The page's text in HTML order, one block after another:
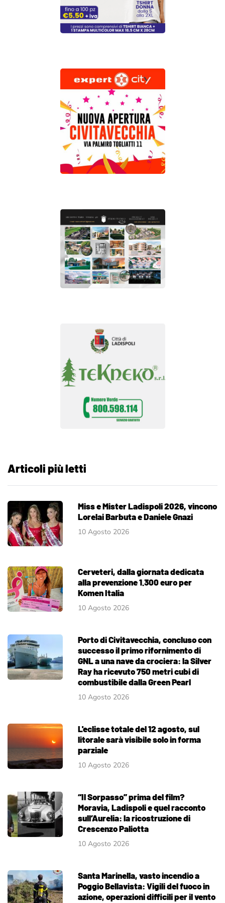
Articoli più letti
Miss e Mister Ladispoli 2026, vincono
Lorelai Barbuta e Daniele Gnazi
10 Agosto 2026
Cerveteri, dalla giornata dedicata
alla prevenzione 1.300 euro per
Komen Italia
10 Agosto 2026
Porto di Civitavecchia, concluso con
successo il primo rifornimento di
GNL a una nave da crociera: la Silver
Ray ha ricevuto 750 metri cubi di
combustibile dalla Green Pearl
10 Agosto 2026
L'eclisse totale del 12 agosto, sul
litorale sarà visibile solo in forma
parziale
10 Agosto 2026
“Il Sorpasso” prima del film?
Moravia, Ladispoli e quel racconto
sull’Aurelia: la ricostruzione di
Crescenzo Paliotta
10 Agosto 2026
Santa Marinella, vasto incendio a
Poggio Bellavista: Vigili del fuoco in
azione, operazioni difficili per il vento